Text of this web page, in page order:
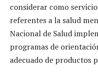
considerar como
referentes a la salud
Nacional de Salud
programas de
adecuado de productos